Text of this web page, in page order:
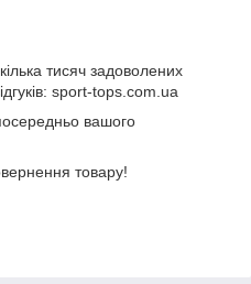
тисяч задоволених
sport-tops.com.ua
вашого
товару!